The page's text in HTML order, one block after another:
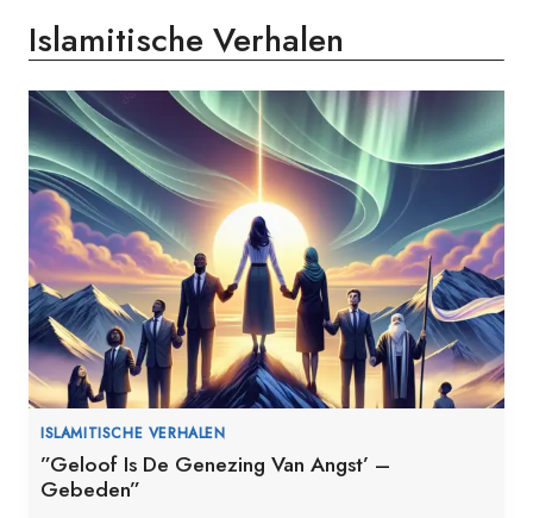
Islamitische Verhalen
ISLAMITISCHE VERHALEN
”Geloof Is De Genezing Van Angst’ –
Gebeden”